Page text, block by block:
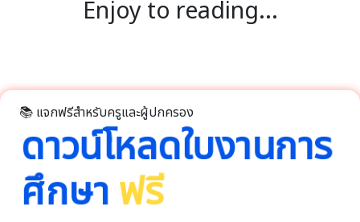
Enjoy to reading...
📚 แจกฟรีสำหรับครูและผู้ปกครอง
ดาวน์โหลดใบงานการ
ศึกษาฟรี